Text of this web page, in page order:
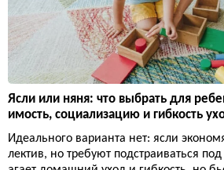
Ясли или няня: что выбрать для
имость, социализацию и гибкость
Идеального варианта нет: ясли
лектив, но требуют подстраиваться